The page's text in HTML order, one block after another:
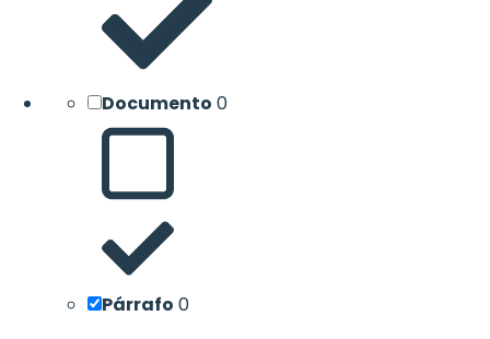
Documento 0
Párrafo 0